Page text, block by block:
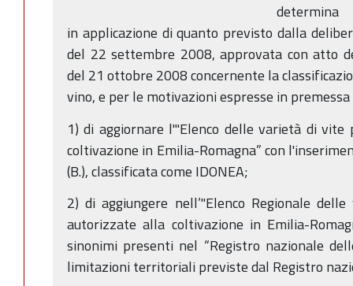
determina
in applicazione di quanto previsto dalla
del 22 settembre 2008, approvata con atto
del 21 ottobre 2008 concernente la
vino, e per le motivazioni espresse in
1) di aggiornare l'"Elenco delle varietà di
coltivazione in Emilia-Romagna” con
(B.), classificata come IDONEA;
2) di aggiungere nell’"Elenco Regionale
autorizzate alla coltivazione in Emilia-
sinonimi presenti nel “Registro nazionale
limitazioni territoriali previste dal Registro